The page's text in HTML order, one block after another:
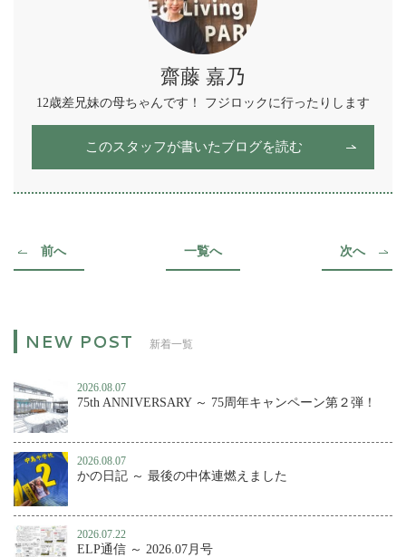
齋藤 嘉乃
12歳差兄妹の母ちゃんです！ フジロックに行ったりします
このスタッフが書いたブログを読む
前へ 一覧へ 次へ
新着一覧
2026.08.07
75th ANNIVERSARY ～ 75周年キャンペーン第２弾！
2026.08.07
かの日記 ～ 最後の中体連燃えました
2026.07.22
ELP通信 ～ 2026.07月号